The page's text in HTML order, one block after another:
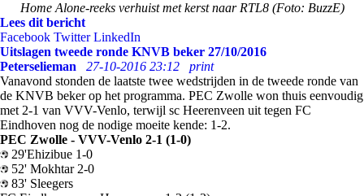
Home Alone-reeks verhuist met kerst naar RTL8 (Foto: BuzzE)
Lees dit bericht
Facebook Twitter LinkedIn
Uitslagen tweede ronde KNVB beker 27/10/2016
Peterselieman
27-10-2016 23:12
print
Vanavond stonden de laatste twee wedstrijden in de tweede ronde van
de KNVB beker op het programma. PEC Zwolle won thuis eenvoudig
met 2-1 van VVV-Venlo, terwijl sc Heerenveen uit tegen FC
Eindhoven nog de nodige moeite kende: 1-2.
PEC Zwolle - VVV-Venlo 2-1 (1-0)
29'Ehizibue 1-0
52' Mokhtar 2-0
83' Sleegers